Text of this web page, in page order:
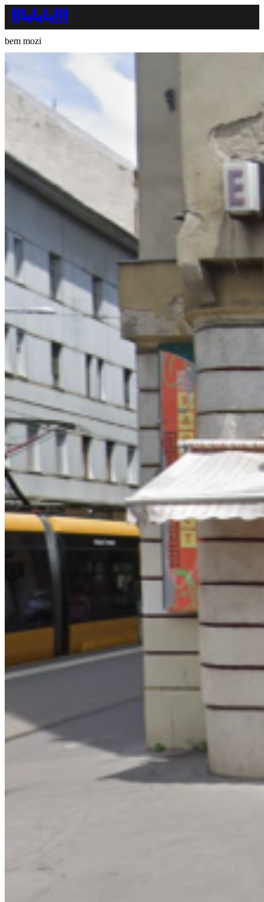
bem mozi